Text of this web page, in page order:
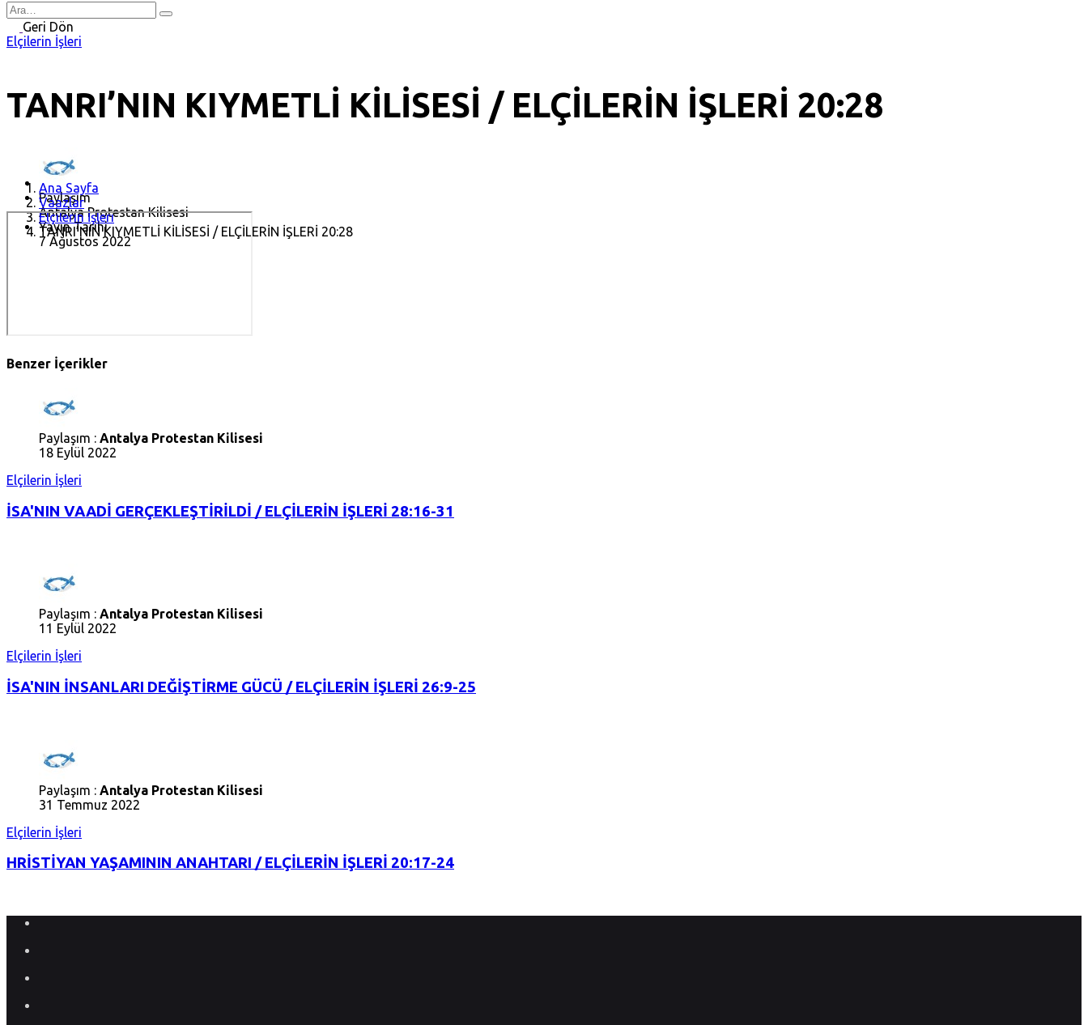
Search
forGeri Dön
Elçilerin İşleri
TANRI’NIN KIYMETLİ KİLİSESİ / ELÇİLERİN İŞLERİ 20:28
Paylaşım
Antalya Protestan Kilisesi
Yayın Tarihi
7 Ağustos 2022
Ana Sayfa
Vaazlar
Elçilerin İşleri
TANRI’NIN KIYMETLİ KİLİSESİ / ELÇİLERİN İŞLERİ 20:28
Benzer İçerikler
Paylaşım : Antalya Protestan Kilisesi
18 Eylül 2022
Elçilerin İşleri
İSA'NIN VAADİ GERÇEKLEŞTİRİLDİ / ELÇİLERİN İŞLERİ 28:16-31
Paylaşım : Antalya Protestan Kilisesi
11 Eylül 2022
Elçilerin İşleri
İSA'NIN İNSANLARI DEĞİŞTİRME GÜCÜ / ELÇİLERİN İŞLERİ 26:9-25
Paylaşım : Antalya Protestan Kilisesi
31 Temmuz 2022
Elçilerin İşleri
HRİSTİYAN YAŞAMININ ANAHTARI / ELÇİLERİN İŞLERİ 20:17-24